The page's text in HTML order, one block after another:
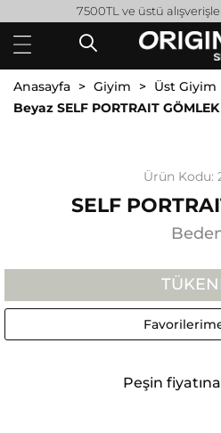
7500TL ve üstü
Anasayfa Giyim Üst Giyim
Beyaz SELF PORTRAIT GÖMLEK
Ürün Kodu:
SELF
Peşin